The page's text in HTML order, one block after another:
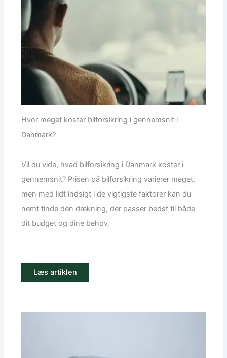
Hvor meget koster bilforsikring i gennemsnit i
Danmark?
Vil du vide, hvad bilforsikring i Danmark koster i
gennemsnit? Prisen på bilforsikring varierer meget,
men med lidt indsigt i de vigtigste faktorer kan du
nemt finde den dækning, der passer bedst til både
dit budget og dine behov.
Læs artiklen